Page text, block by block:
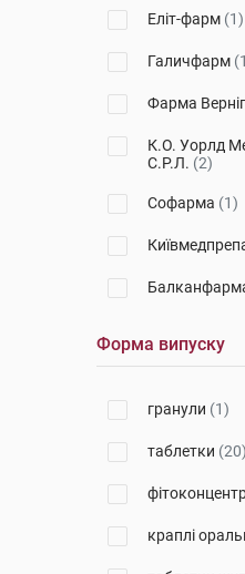
Еліт-фарм (1)
Галичфарм
Фарма
К.О. Уорлд
С.Р.Л. (2)
Софарма (1)
Фармак(1)
Др. Вільмар
Лабораторії
Уорлд
КРКА(2)
Форма випуску
гранули (1)
таблетки (20)
краплі